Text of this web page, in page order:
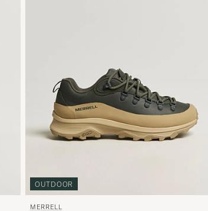
OUTDOOR
MERRELL